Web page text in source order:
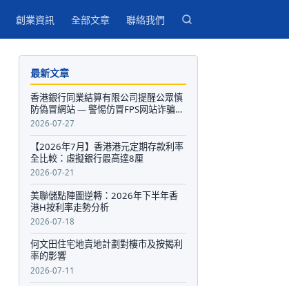
創業資訊 全部文章 聯絡我們
最新文章
香港銀行同業結算有限公司提醒公眾慎
防偽冒網站 — 警惕仿冒FPS网站诈骗，
保护个人资金安全
2026-07-27
【2026年7月】香港港元定期存款利率
全比較：虛擬銀行最高達8厘
2026-07-21
美聯儲點陣圖逆轉：2026年下半年香
港H按利率走勢分析
2026-07-18
何文田住宅地賣地計劃對樓市及按揭利
率的影響
2026-07-11